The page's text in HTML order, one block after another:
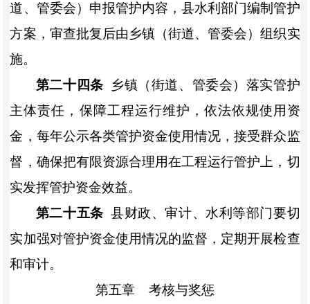
道、管委会） 申报管护内容，县水利部门编制管护
方案，审查批复后由 乡镇（街道、管委会）组织实
施。
第二十四条
乡镇（街道、管委会） 落实管护
主体责任， 保障工程运行维护，依法依规使用资
金，每年公示各类管护资金使用情况，接受群众监
督， 确保把有限资源合理用在工程运行管护上， 切
实发挥管护资金效益。
第二十五条 县财政、审计、水利等部门要切
实加强对管护资金使用情况的监督，定期开展检查
和审计。
第五章 考核与奖惩